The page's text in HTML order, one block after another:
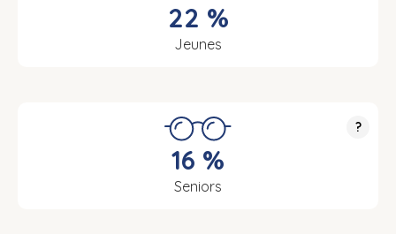
22 %
Jeunes
?
16 %
Seniors